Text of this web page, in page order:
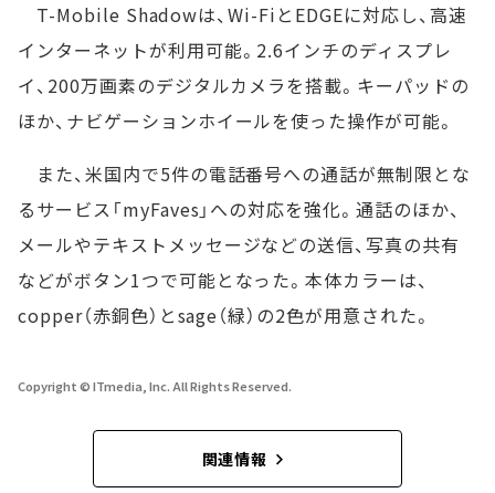
T-Mobile Shadowは、Wi-FiとEDGEに対応し、高速
インターネットが利用可能。2.6インチのディスプレ
イ、200万画素のデジタルカメラを搭載。キーパッドの
ほか、ナビゲーションホイールを使った操作が可能。
また、米国内で5件の電話番号への通話が無制限とな
るサービス「myFaves」への対応を強化。通話のほか、
メールやテキストメッセージなどの送信、写真の共有
などがボタン1つで可能となった。本体カラーは、
copper（赤銅色）とsage（緑）の2色が用意された。
Copyright © ITmedia, Inc. All Rights Reserved.
関連情報